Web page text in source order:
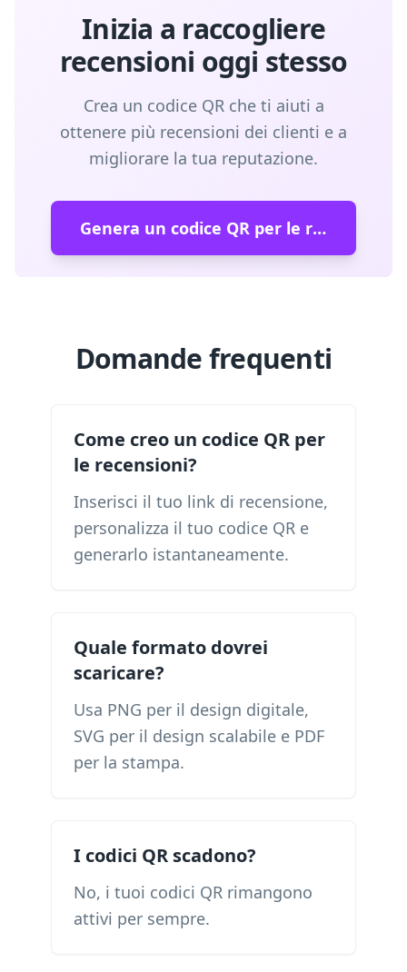
Inizia a raccogliere
recensioni oggi stesso
Crea un codice QR che ti aiuti a
ottenere più recensioni dei clienti e a
migliorare la tua reputazione.
Genera un codice QR per le recensioni
Domande frequenti
Come creo un codice QR per
le recensioni?
Inserisci il tuo link di recensione,
personalizza il tuo codice QR e
generarlo istantaneamente.
Quale formato dovrei
scaricare?
Usa PNG per il design digitale,
SVG per il design scalabile e PDF
per la stampa.
I codici QR scadono?
No, i tuoi codici QR rimangono
attivi per sempre.